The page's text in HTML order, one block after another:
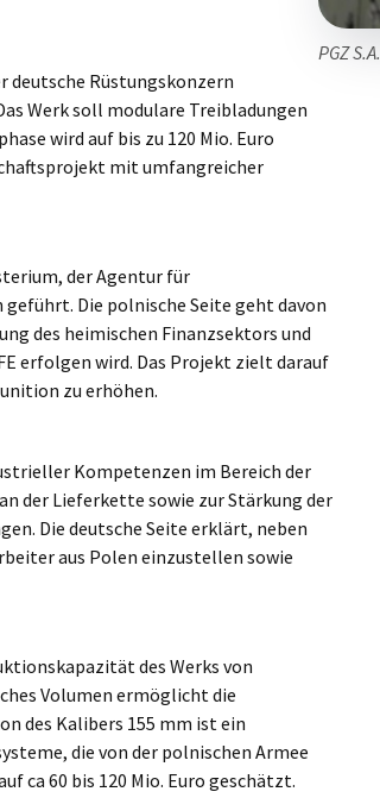
PGZ S.A.
deutsche Rüstungskonzern
Werk soll modulare Treibladungen
wird auf bis zu 120 Mio. Euro
mit umfangreicher
der Agentur für
Die polnische Seite geht davon
des heimischen Finanzsektors und
erfolgen wird. Das Projekt zielt darauf
zu erhöhen.
Kompetenzen im Bereich der
der Lieferkette sowie zur Stärkung der
Die deutsche Seite erklärt, neben
aus Polen einzustellen sowie
des Werks von
Volumen ermöglicht die
des Kalibers 155 mm ist ein
die von der polnischen Armee
ca 60 bis 120 Mio. Euro geschätzt.